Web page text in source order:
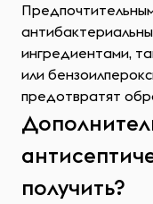
ингредиентами,
или
предотвратят
получить?